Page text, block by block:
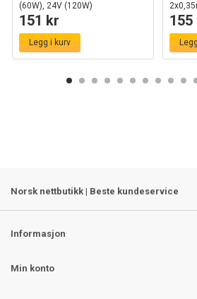
(60W), 24V (120W)
151 kr
Legg i kurv
strip
155
Norsk nettbutikk | Beste kundeservice
Informasjon
Min konto